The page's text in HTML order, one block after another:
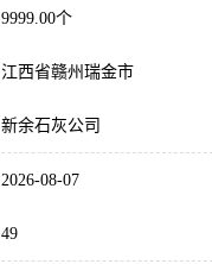
9999.00个
江西省赣州瑞金市
新余石灰公司
2026-08-07
49